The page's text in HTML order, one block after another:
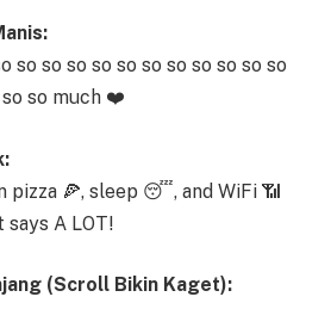
so so so so so so so so so so so
so so much ❤️
pizza 🍕, sleep 😴, and WiFi 📶
A LOT!
(Scroll Bikin Kaget):